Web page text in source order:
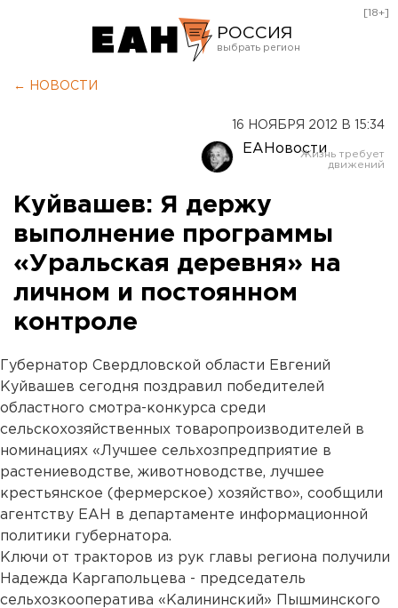
РОССИЯ
Оренбург
[18+]
← НОВОСТИ
16 НОЯБРЯ 2012 В 15:34
ЕАНовости
Куйвашев: Я держу
выполнение программы
«Уральская деревня» на
личном и постоянном
контроле
Губернатор Свердловской области Евгений
Куйвашев сегодня поздравил победителей
областного смотра-конкурса среди
сельскохозяйственных товаропроизводителей в
номинациях «Лучшее сельхозпредприятие в
растениеводстве, животноводстве, лучшее
крестьянское (фермерское) хозяйство», сообщили
агентству ЕАН в департаменте информационной
политики губернатора.
Ключи от тракторов из рук главы региона получили
Надежда Каргапольцева - председатель
сельхозкооператива «Калининский» Пышминского